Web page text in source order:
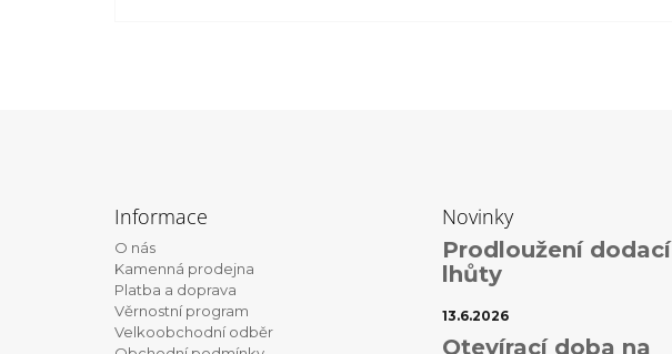
Informace
O nás
Kamenná prodejna
Platba a doprava
Věrnostní program
Velkoobchodní odběr
Novinky
Prodloužení dodací
lhůty
13.6.2026
Otevírací doba na